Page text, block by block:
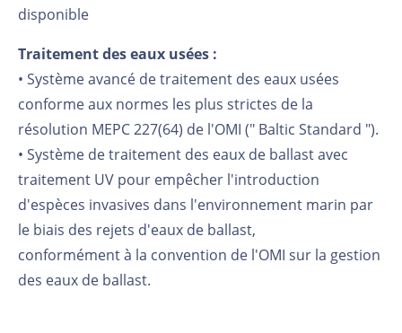
disponible
Traitement des eaux usées :
• Système avancé de traitement des eaux usées
conforme aux normes les plus strictes de la
résolution MEPC 227(64) de l'OMI (" Baltic Standard ").
• Système de traitement des eaux de ballast avec
traitement UV pour empêcher l'introduction
d'espèces invasives dans l'environnement marin par
le biais des rejets d'eaux de ballast,
conformément à la convention de l'OMI sur la gestion
des eaux de ballast.